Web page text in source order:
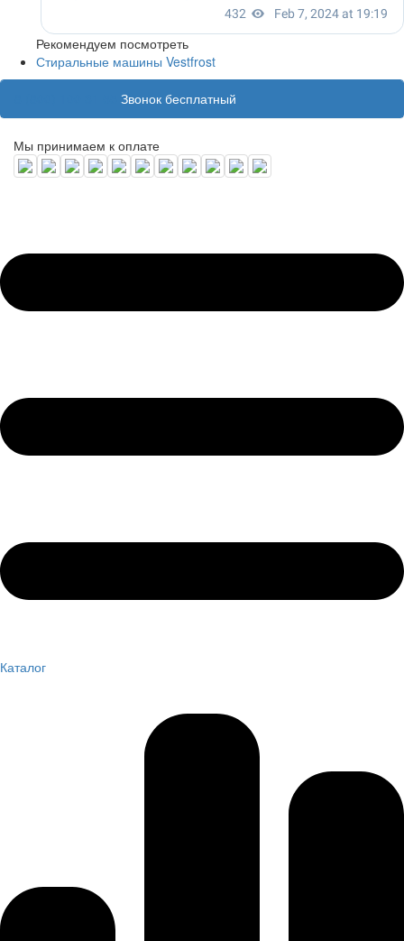
Рекомендуем посмотреть
Стиральные машины Vestfrost
Звонок бесплатный
Мы принимаем к оплате
Каталог